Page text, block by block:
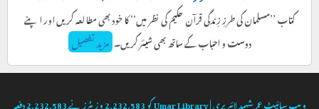
کتاب ’’مسلمان کی طرزِ زِندگی قرآن حکیم کی نظر میں‘‘ کا خود بھی مطالعہ کریں اور اپنے
دوست و احباب کے ساتھ بھی شیئر کریں۔مزید تفصیل
ویب سائیٹعمر شہید لائبریری | Umar Library کو2,232,583وزیٹرز نے2,232,583دفعہ